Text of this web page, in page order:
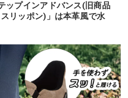
ップインアドバンス(旧商品
リッポン)」は本革風で水